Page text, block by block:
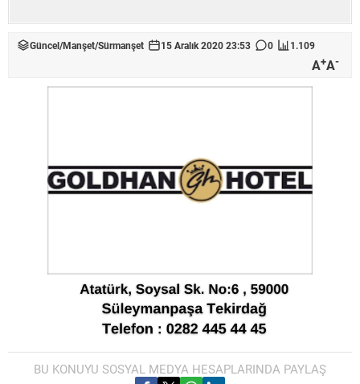
Güncel/Manşet/Sürmanşet 15 Aralık 2020 23:53 0 1.109
A+A-
BU KONUYU SOSYAL MEDYA HESAPLARINDA PAYLAŞ